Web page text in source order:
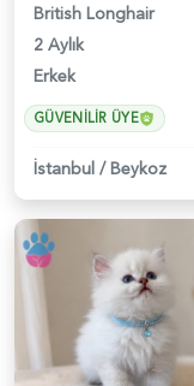
British Longhair
2 Aylık
Erkek
GÜVENILIR ÜYE
İstanbul /Beykoz